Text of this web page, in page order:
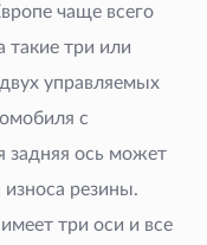
чаще всего
такие три или
управляемых
с
задняя ось может
резины.
три оси и все